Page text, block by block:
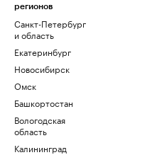
регионов
Санкт-Петербург
и область
Екатеринбург
Новосибирск
Омск
Башкортостан
Вологодская
область
Калининград